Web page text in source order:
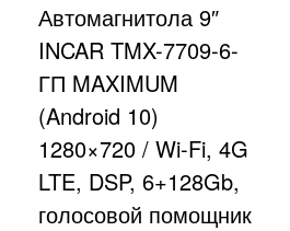
Автомагнитола 9″
INCAR TMX-7709-6-
ГП MAXIMUM
(Android 10)
1280×720 / Wi-Fi, 4G
LTE, DSP, 6+128Gb,
голосовой помощник